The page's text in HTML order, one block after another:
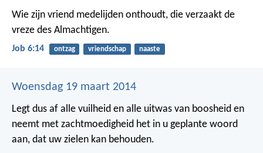
Wie zijn vriend medelijden onthoudt, die verzaakt de
vreze des Almachtigen.
Job 6:14 ontzag vriendschap naaste
Woensdag 19 maart 2014
Legt dus af alle vuilheid en alle uitwas van boosheid en
neemt met zachtmoedigheid het in u geplante woord
aan, dat uw zielen kan behouden.